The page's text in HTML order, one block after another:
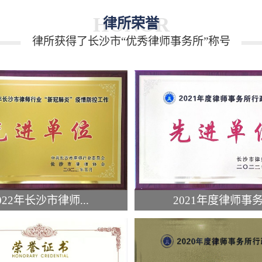
HONOR
律所荣誉
律所获得了长沙市“优秀律师事务所”称号
年长沙市律师... 2021年度律师事